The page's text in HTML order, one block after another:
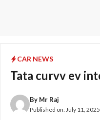
CAR NEWS
Tata curvv ev
By Mr Raj
Published on: July 11, 2025